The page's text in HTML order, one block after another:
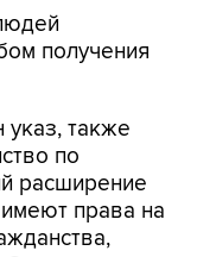
получения
также
по
расширение
права на